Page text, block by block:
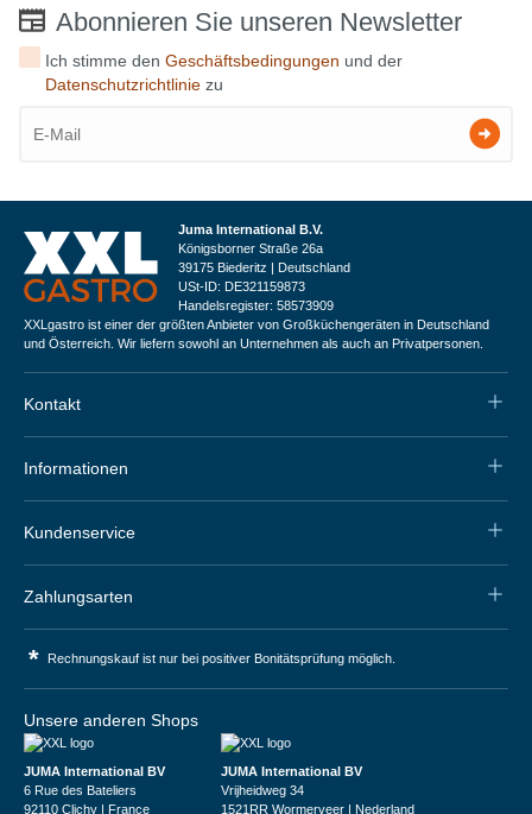
Abonnieren Sie unseren Newsletter
Ich stimme denGeschäftsbedingungen und der
Datenschutzrichtlinie zu
Juma International B.V.
Königsborner Straße 26a
39175 Biederitz | Deutschland
USt-ID: DE321159873
Handelsregister: 58573909
XXLgastro ist einer der größten Anbieter von Großküchengeräten in Deutschland
und Österreich. Wir liefern sowohl an Unternehmen als auch an Privatpersonen.
Kontakt
Informationen
Kundenservice
Zahlungsarten
* Rechnungskauf ist nur bei positiver Bonitätsprüfung möglich.
Unsere anderen Shops
JUMA International BV
6 Rue des Bateliers
92110 Clichy | France
JUMA International BV
Vrijheidweg 34
1521RR Wormerveer | Nederland